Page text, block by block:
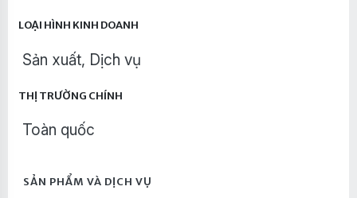
LOẠI HÌNH KINH DOANH
Sản xuất, Dịch vụ
THỊ TRƯỜNG CHÍNH
Toàn quốc
SẢN PHẨM VÀ DỊCH VỤ